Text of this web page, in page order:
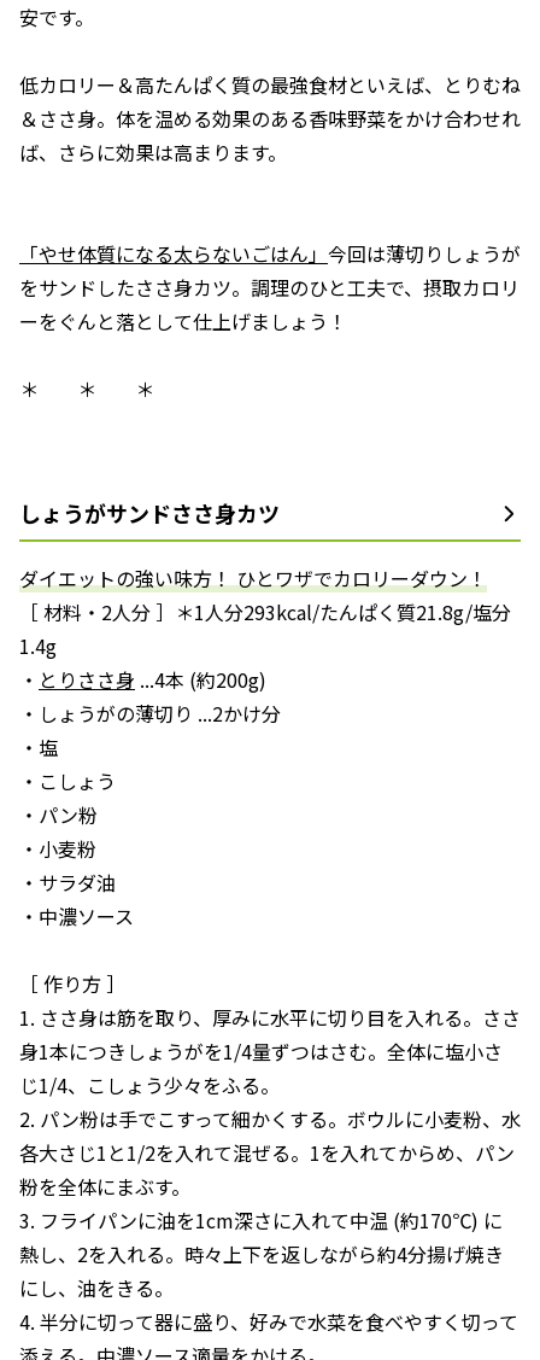
安です。
低カロリー＆高たんぱく質の最強食材といえば、とりむね
＆ささ身。体を温める効果のある香味野菜をかけ合わせれ
ば、さらに効果は高まります。
「やせ体質になる太らないごはん」 今回は薄切りしょうが
をサンドしたささ身カツ。調理のひと工夫で、摂取カロリ
ーをぐんと落として仕上げましょう！
＊ ＊ ＊
しょうがサンドささ身カツ
ダイエットの強い味方！ ひとワザでカロリーダウン！
［ 材料・2人分 ］＊1人分293kcal/たんぱく質21.8g/塩分
1.4g
・ とりささ身 ...4本 (約200g)
・しょうがの薄切り ...2かけ分
・塩
・こしょう
・パン粉
・小麦粉
・サラダ油
・中濃ソース
［ 作り方 ］
1. ささ身は筋を取り、厚みに水平に切り目を入れる。ささ
身1本につきしょうがを1/4量ずつはさむ。全体に塩小さ
じ1/4、こしょう少々をふる。
2. パン粉は手でこすって細かくする。ボウルに小麦粉、水
各大さじ1と1/2を入れて混ぜる。1を入れてからめ、パン
粉を全体にまぶす。
3. フライパンに油を1cm深さに入れて中温 (約170℃) に
熱し、2を入れる。時々上下を返しながら約4分揚げ焼き
にし、油をきる。
4. 半分に切って器に盛り、好みで水菜を食べやすく切って